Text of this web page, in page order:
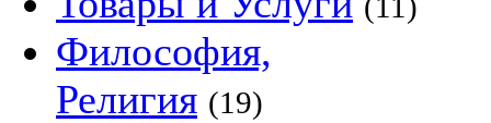
Философия,
Религия (19)